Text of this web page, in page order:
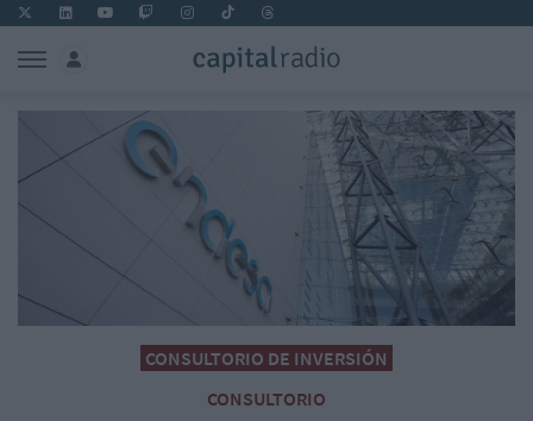
CONSULTORIO DE INVERSIÓN
CONSULTORIO